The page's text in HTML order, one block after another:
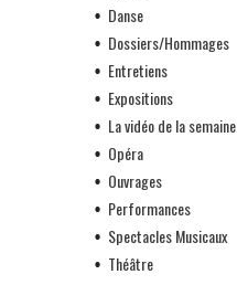
Danse
Dossiers/Hommages
Entretiens
Expositions
La vidéo de la semaine
Opéra
Ouvrages
Performances
Spectacles Musicaux
Théâtre